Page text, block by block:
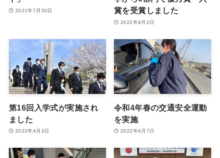
2021年7月30日
賞を受賞しました
2022年4月2日
第16回入学式が実施され
ました
2022年4月2日
令和4年春の交通安全運動
を実施
2022年4月7日